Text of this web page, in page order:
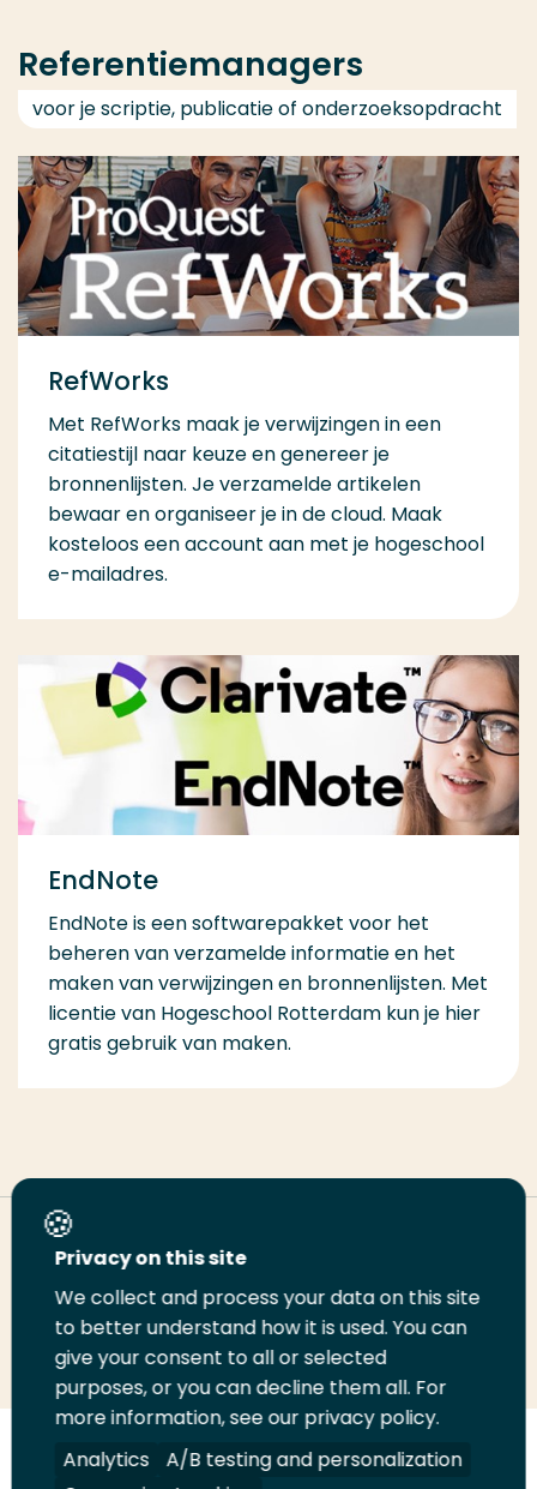
Referentiemanagers
voor je scriptie, publicatie of onderzoeksopdracht
RefWorks
Met RefWorks maak je verwijzingen in een
citatiestijl naar keuze en genereer je
bronnenlijsten. Je verzamelde artikelen
bewaar en organiseer je in de cloud. Maak
kosteloos een account aan met je hogeschool
e-mailadres.
EndNote
EndNote is een softwarepakket voor het
beheren van verzamelde informatie en het
maken van verwijzingen en bronnenlijsten. Met
licentie van Hogeschool Rotterdam kun je hier
gratis gebruik van maken.
Deel deze pagina
Deel
LinkedIn
Deel
op
Twitter
Deel
op
Facebook
Email
deze
pagina
Print
deze
pagina
VolgVolgVolgVolg
Privacy on this site
We collect and process your data on this site
to better understand how it is used. You can
give your consent to all or selected
purposes, or you can decline them all. For
more information, see our privacy policy.
Analytics
A/B testing and personalization